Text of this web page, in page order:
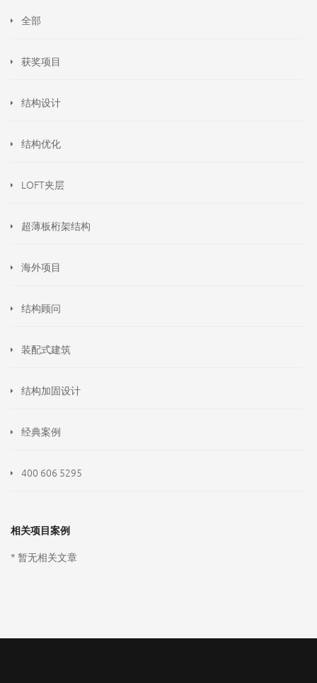
全部
获奖项目
结构设计
结构优化
LOFT夹层
超薄板桁架结构
海外项目
结构顾问
装配式建筑
结构加固设计
经典案例
400 606 5295
相关项目案例
* 暂无相关文章